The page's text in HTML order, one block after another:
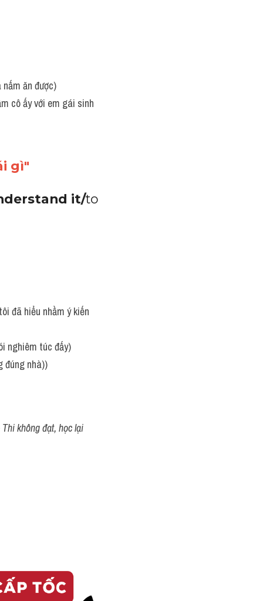
ăn được)
cô ấy với em gái sinh
gì"
it/to
đã hiểu nhầm ý kiến
nghiêm túc đấy)
đúng nhà))
không đạt, học lại